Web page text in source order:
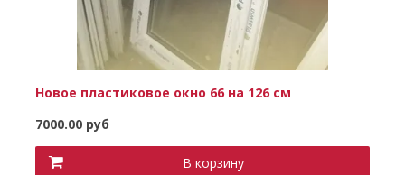
Новое пластиковое окно 66 на 126 см
7000.00 руб
В корзину